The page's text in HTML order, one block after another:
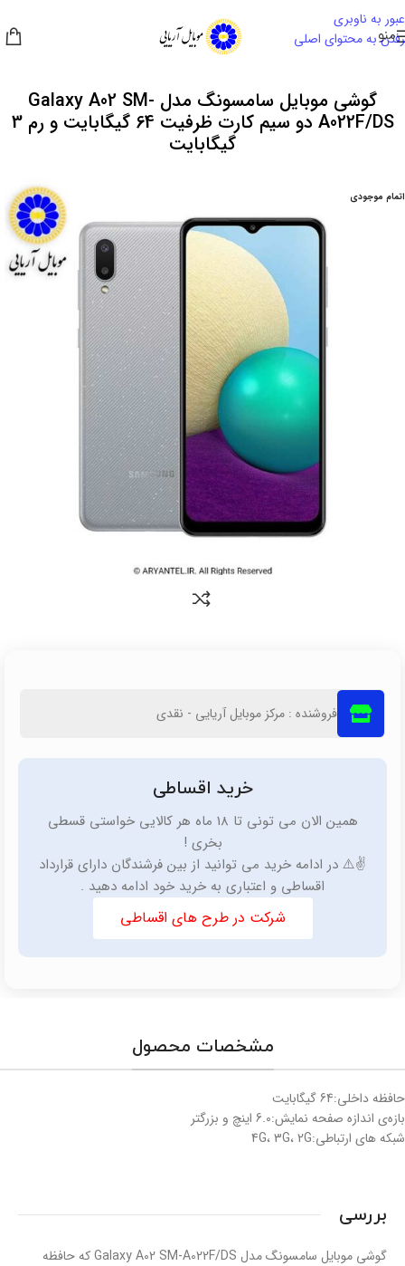
عبور به ناوبری
رفتن به محتوای اصلی
منو
گوشی موبایل سامسونگ مدل Galaxy A02 SM-
A022F/DS دو سیم کارت ظرفیت 64 گیگابایت و رم 3
گیگابایت
اتمام موجودی
فروشنده : مرکز موبایل آریایی - نقدی
خرید اقساطی
همین الان می تونی تا 18 ماه هر کالایی خواستی قسطی
بخری !
✌️⚠️ در ادامه خرید می توانید از بین فرشندگان دارای قرارداد
اقساطی و اعتباری به خرید خود ادامه دهید .
شرکت در طرح های اقساطی
مشخصات محصول
حافظه داخلی:64 گیگابایت
بازه‌ی اندازه صفحه نمایش:6.0 اینچ و بزرگتر
شبکه های ارتباطی:4G، 3G، 2G
بررسی
گوشی موبایل سامسونگ مدل Galaxy A02 SM-A022F/DS که حافظه